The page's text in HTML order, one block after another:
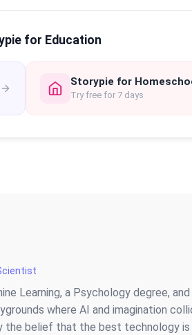
for Education
Storypie for
Try free for 7 days
Learning, a Psychology degree,
where AI and imagination
the belief that the best technology is